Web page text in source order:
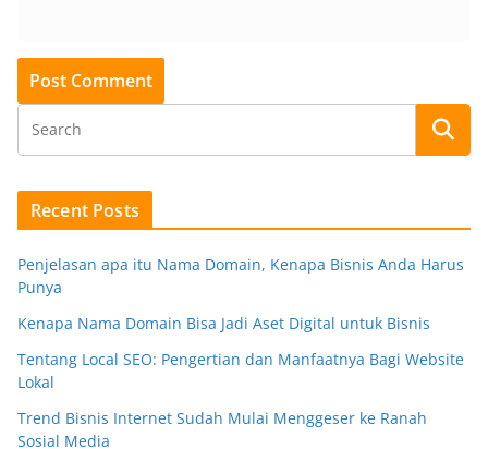
Recent Posts
Penjelasan apa itu Nama Domain, Kenapa Bisnis Anda Harus
Punya
Kenapa Nama Domain Bisa Jadi Aset Digital untuk Bisnis
Tentang Local SEO: Pengertian dan Manfaatnya Bagi Website
Lokal
Trend Bisnis Internet Sudah Mulai Menggeser ke Ranah
Sosial Media